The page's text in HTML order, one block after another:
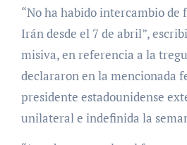
“No ha habido intercambio de
Irán desde el 7 de abril”,
misiva, en referencia a la
declararon en la mencionada
presidente estadounidense
unilateral e indefinida la